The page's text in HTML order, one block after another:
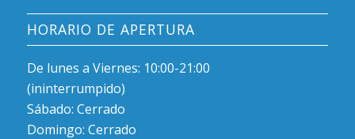
HORARIO DE APERTURA
De lunes a Viernes: 10:00-21:00
(ininterrumpido)
Sábado: Cerrado
Domingo: Cerrado